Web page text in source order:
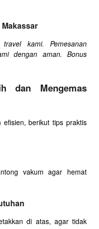
kami. Pemesanan
dengan aman. Bonus
dan Mengemas
berikut tips praktis
vakum agar hemat
di atas, agar tidak